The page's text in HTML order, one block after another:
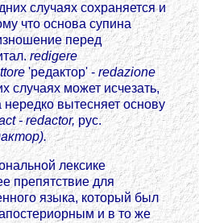
случаях сохраняется и
что основа супина
перед
redigere
'редактор' - rеdazione
случаях может исчезать,
нередко вытесняет основу
- redactor,рус.
лексике
препятствие для
языка, который был
и в то же